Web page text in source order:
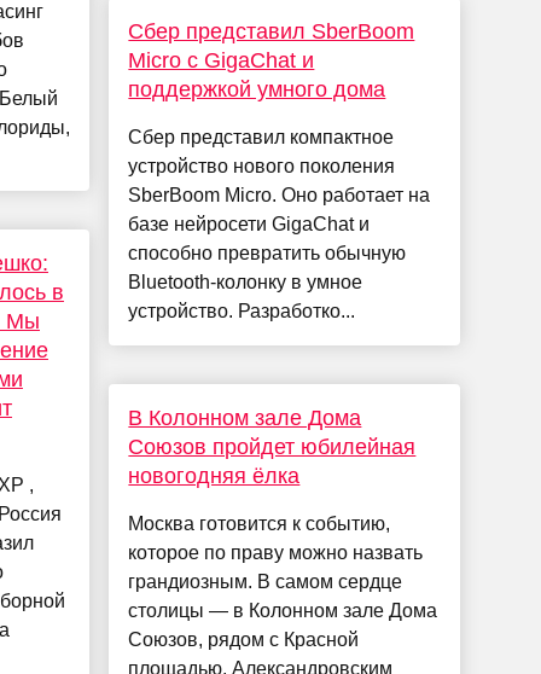
в
Мы
,
Сбер представил SberBoom
Micro с GigaChat и
поддержкой умного дома
Сбер представил компактное
устройство нового поколения
SberBoom Micro. Оно работает на
базе нейросети GigaChat и
способно превратить обычную
Bluetooth-колонку в умное
устройство. Разработко...
В Колонном зале Дома
Союзов пройдет юбилейная
новогодняя ёлка
Москва готовится к событию,
которое по праву можно назвать
грандиозным. В самом сердце
столицы — в Колонном зале Дома
Союзов, рядом с Красной
площадью, Александровским